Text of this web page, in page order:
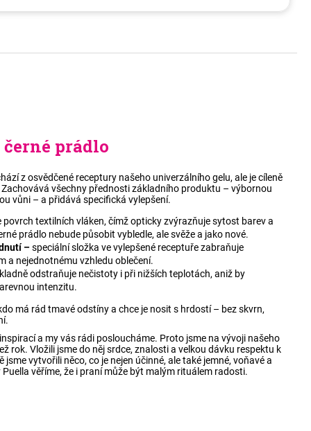
prádlo
z osvědčené receptury našeho univerzálního gelu, ale je cíleně
všechny přednosti základního produktu – výbornou
vůni – a přidává specifická vylepšení.
povrch textilních vláken, čímž opticky zvýrazňuje sytost barev a
prádlo nebude působit vybledle, ale svěže a jako nové.
–speciální složka ve vylepšené receptuře zabraňuje
a nejednotnému vzhledu oblečení.
odstraňuje nečistoty i při nižších teplotách, aniž by
intenzitu.
má rád tmavé odstíny a chce je nosit s hrdostí – bez skvrn,
a my vás rádi posloucháme. Proto jsme na vývoji našeho
rok. Vložili jsme do něj srdce, znalosti a velkou dávku respektu k
vytvořili něco, co je nejen účinné, ale také jemné, voňavé a
věříme, že i praní může být malým rituálem radosti.